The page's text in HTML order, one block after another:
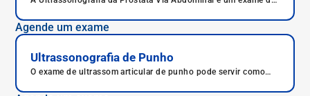
possíveis alterações na próstata, como nódulos ou sinais de
inflamação. Pode ser realizada por via abdominal ou
acompanhamento de doenças prostáticas.
Agende um exame
Ultrassonografia de Punho
O exame de ultrassom articular de punho pode servir como
como punções e infiltrações, além de ser útil para seguimento